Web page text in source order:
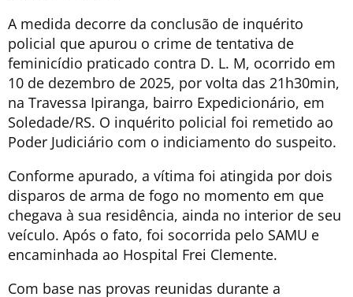
A medida decorre da conclusão de inquérito
policial que apurou o crime de tentativa de
feminicídio praticado contra D. L. M, ocorrido em
10 de dezembro de 2025, por volta das 21h30min,
na Travessa Ipiranga, bairro Expedicionário, em
Soledade/RS. O inquérito policial foi remetido ao
Poder Judiciário com o indiciamento do suspeito.
Conforme apurado, a vítima foi atingida por dois
disparos de arma de fogo no momento em que
chegava à sua residência, ainda no interior de seu
veículo. Após o fato, foi socorrida pelo SAMU e
encaminhada ao Hospital Frei Clemente.
Com base nas provas reunidas durante a